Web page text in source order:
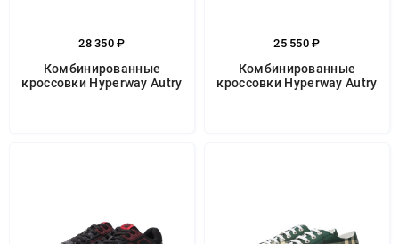
28 350 ₽
Комбинированные
кроссовки Hyperway Autry
25 550 ₽
Комбинированные
кроссовки Hyperway Autry